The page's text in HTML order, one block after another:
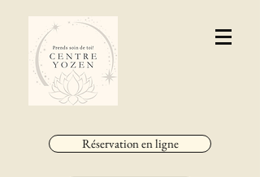
Réservation en ligne